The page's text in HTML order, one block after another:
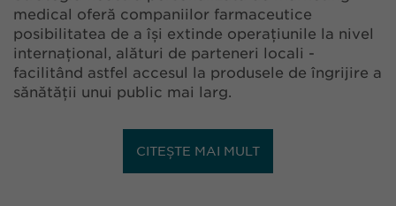
medical oferă companiilor farmaceutice
posibilitatea de a își extinde operațiunile la nivel
internațional, alături de parteneri locali -
facilitând astfel accesul la produsele de îngrijire a
sănătății unui public mai larg.
CITEȘTE MAI MULT